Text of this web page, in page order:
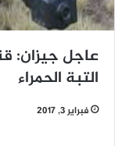
عاجل
التبة الحمراء
فبراير 3, 2017